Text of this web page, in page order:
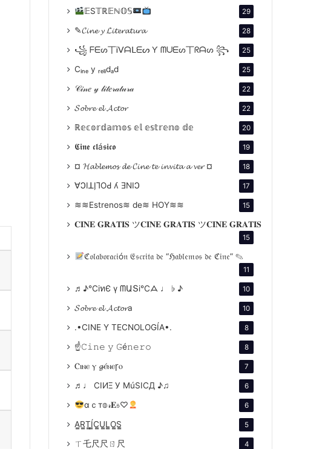
𝔼S𝕋ℝ𝔼ℕ𝕆𝕊 29
✎𝓒𝓲𝓷𝓮 𝔂 𝓛𝓲𝓽𝓮𝓻𝓪𝓽𝓾𝓻𝓪 28
꧁ ᖴᗴᔕ丅Ꭵᐯᗩᒪᗴᔕ Ƴ ᗰᑌᗴᔕ丅ᖇᗩᔕ ꧂ 25
Cᵢₙₑ y ᵣₑₗᵢdₐd 25
𝒞𝒾𝓃𝑒 𝓎 𝓁𝒾𝓉𝑒𝓇𝒶𝓉𝓊𝓇𝒶 22
𝓢𝓸𝓫𝓻𝓮 𝓮𝓵 𝓐𝓬𝓽𝓸𝓻 22
ℝ𝕖𝕔𝕠𝕣𝕕𝕒𝕞𝕠𝕤 𝕖𝕝 𝕖𝕤𝕥𝕣𝕖𝕟𝕠 𝕕𝕖 20
𝕮𝖎𝖓𝖊 𝖈𝖑á𝖘𝖎𝖈𝖔 19
¤ 𝓗𝓪𝓫𝓵𝓮𝓶𝓸𝓼 𝓭𝓮 𝓒𝓲𝓷𝓮 𝓽𝓮 𝓲𝓷𝓿𝓲𝓽𝓪 𝓪 𝓿𝓮𝓻 ¤ 18
∀ϽIꓕI̗⅂OԀ ʎ ƎNIϽ 17
≋≋Estrenos≋ de≋ HOY≋≋ 15
𝐂𝐈𝐍𝐄 𝐆𝐑𝐀𝐓𝐈𝐒 ツ𝐂𝐈𝐍𝐄 𝐆𝐑𝐀𝐓𝐈𝐒 ツ𝐂𝐈𝐍𝐄 𝐆𝐑𝐀𝐓𝐈𝐒
15
ℭ𝔬𝔩𝔞𝔟𝔬𝔯𝔞𝔠𝔦ó𝔫 𝔈𝔰𝔠𝔯𝔦𝔱𝔞 𝔡𝔢 “ℌ𝔞𝔟𝔩𝔢𝔪𝔬𝔰 𝔡𝔢 ℭ𝔦𝔫𝔢” ✎
11
♬♪℃іทЄ ү ᗰԱՏі℃ᗋ ♩ ♭ ♪ 10
𝓢𝓸𝓫𝓻𝓮 𝓮𝓵 𝓐𝓬𝓽𝓸𝓻a 10
.•CINE Y TECNOLOGÍA•. 8
☝𝙲𝚒𝚗𝚎 𝚢 𝙶é𝚗𝚎𝚛𝚘 8
Ⲥⲓⲛⲉ ⲩ 𝓰ⲉ́ⲛⲉꞅⲟ 7
♬♩ CIИΞ У MúSICД ♪♫ 6
αｃт𝕠𝓇𝐄𝔰♡ 6
A̳R̳T̳Í̳C̳U̳L̳O̳S̳ 5
ㄒ乇尺尺ㄖ尺 4